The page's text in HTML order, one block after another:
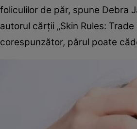
foliculilor de păr, spune Debra
autorul cărții „Skin Rules:
corespunzător, părul poate